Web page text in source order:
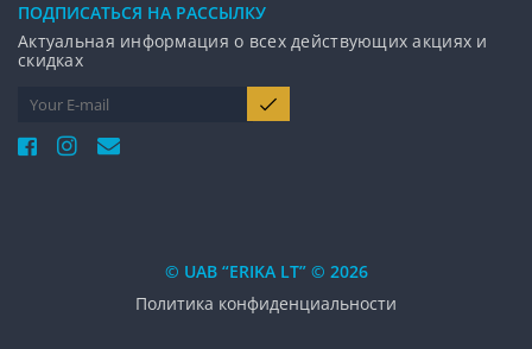
ПОДПИCАТЬСЯ НА РАССЫЛКУ
Актуальная информация о всех действующих акциях и
скидках
© UAB “ERIKA LT” © 2026
Политика конфиденциальности